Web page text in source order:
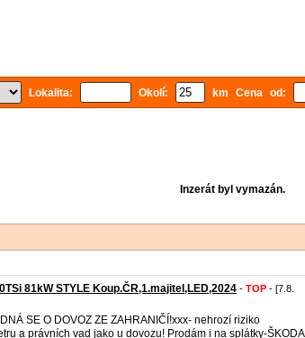
Lokalita: Okolí: km Cena od:
Inzerát byl vymazán.
81kW STYLE Koup.ČR,1.majitel,LED,2024 - TOP - [7.8.
SE O DOVOZ ZE ZAHRANIČÍ!xxx- nehrozí riziko
a právních vad jako u dovozu! Prodám i na splátky-ŠKODA